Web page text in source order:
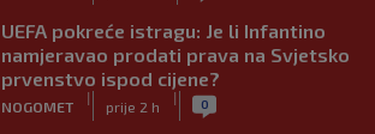
UEFA pokreće istragu: Je li Infantino
namjeravao prodati prava na Svjetsko
prvenstvo ispod cijene?
NOGOMET
|
prije 2 h
| 0